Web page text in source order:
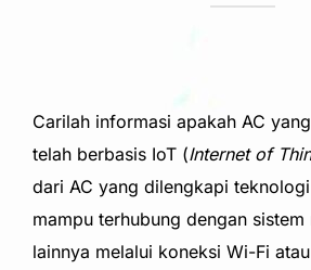
Carilah informasi apakah AC
telah berbasis IoT (Internet of
dari AC yang dilengkapi
mampu terhubung dengan
lainnya melalui koneksi Wi-Fi atau